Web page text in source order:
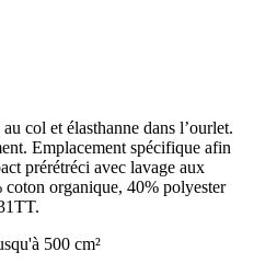
col et élasthanne dans l’ourlet.
Emplacement spécifique afin
prérétréci avec lavage aux
organique, 40% polyester
500 cm²